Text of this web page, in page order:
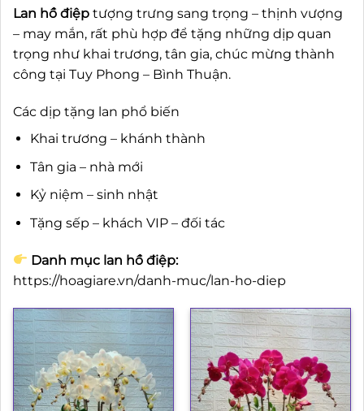
Lan hồ điệp tượng trưng sang trọng – thịnh vượng
– may mắn, rất phù hợp để tặng những dịp quan
trọng như khai trương, tân gia, chúc mừng thành
công tại Tuy Phong – Bình Thuận.
Các dịp tặng lan phổ biến
Khai trương – khánh thành
Tân gia – nhà mới
Kỷ niệm – sinh nhật
Tặng sếp – khách VIP – đối tác
Danh mục lan hồ điệp:
https://hoagiare.vn/danh-muc/lan-ho-diep